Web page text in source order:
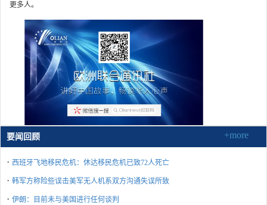
更多人。
要闻回顾 +more
· 西班牙飞地移民危机：休达移民危机已致72人死亡
· 韩军方称险些误击美军无人机系双方沟通失误所致
· 伊朗：目前未与美国进行任何谈判